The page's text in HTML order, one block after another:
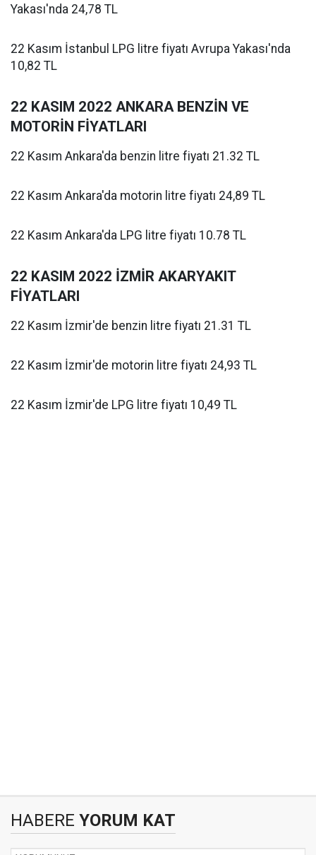
Yakası'nda 24,78 TL
22 Kasım İstanbul LPG litre fiyatı Avrupa Yakası'nda
10,82 TL
22 KASIM 2022 ANKARA BENZİN VE
MOTORİN FİYATLARI
22 Kasım Ankara'da benzin litre fiyatı 21.32 TL
22 Kasım Ankara'da motorin litre fiyatı 24,89 TL
22 Kasım Ankara'da LPG litre fiyatı 10.78 TL
22 KASIM 2022 İZMİR AKARYAKIT
FİYATLARI
22 Kasım İzmir'de benzin litre fiyatı 21.31 TL
22 Kasım İzmir'de motorin litre fiyatı 24,93 TL
22 Kasım İzmir'de LPG litre fiyatı 10,49 TL
HABERE YORUM KAT